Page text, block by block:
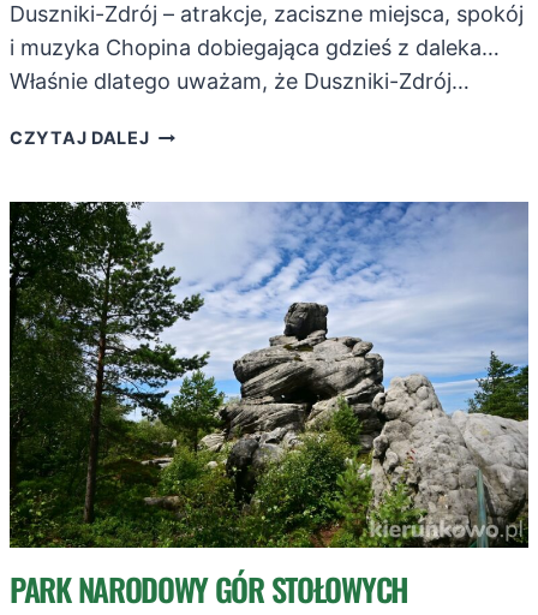
Duszniki-Zdrój – atrakcje, zaciszne miejsca, spokój
i muzyka Chopina dobiegająca gdzieś z daleka…
Właśnie dlatego uważam, że Duszniki-Zdrój…
CZYTAJ DALEJDUSZNIKI-
NAJSPOKOJNIEJSZEGO
UZDROWISKA
W
SUDETACH
PARK NARODOWY GÓR STOŁOWYCH